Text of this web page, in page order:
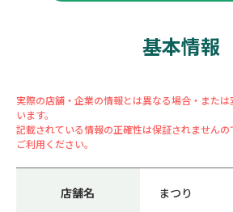
基本情報
実際の店舗・企業の情報とは異なる場合・また
います。
記載されている情報の正確性は保証されません
ご利用ください。
店舗名 まつり